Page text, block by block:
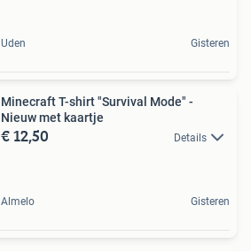
Uden Gisteren
Minecraft T-shirt "Survival Mode" -
Nieuw met kaartje
€ 12,50 Details
Almelo Gisteren